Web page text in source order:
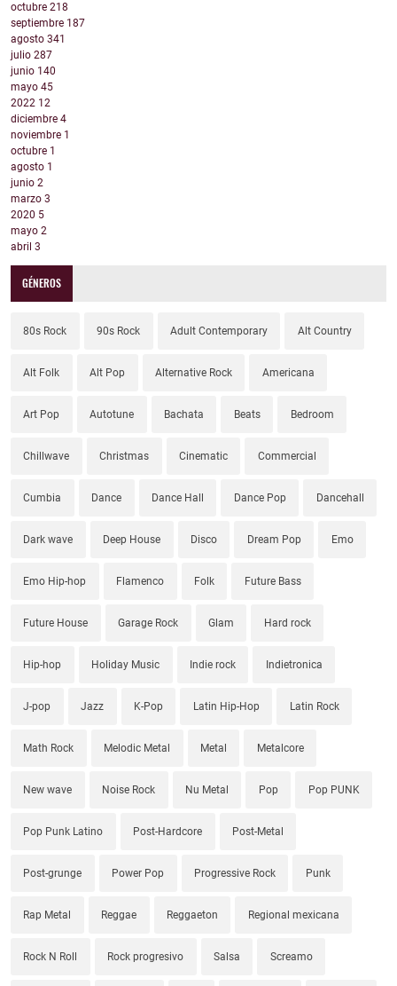
octubre 218
septiembre 187
agosto 341
julio 287
junio 140
mayo 45
2022 12
diciembre 4
noviembre 1
octubre 1
agosto 1
junio 2
marzo 3
2020 5
mayo 2
abril 3
GÉNEROS
80s Rock 90s Rock Adult Contemporary Alt Country
Alt Folk Alt Pop Alternative Rock Americana
Art Pop Autotune Bachata Beats Bedroom
Chillwave Christmas Cinematic Commercial
Cumbia Dance Dance Hall Dance Pop Dancehall
Dark wave Deep House Disco Dream Pop Emo
Emo Hip-hop Flamenco Folk Future Bass
Future House Garage Rock Glam Hard rock
Hip-hop Holiday Music Indie rock Indietronica
J-pop Jazz K-Pop Latin Hip-Hop Latin Rock
Math Rock Melodic Metal Metal Metalcore
New wave Noise Rock Nu Metal Pop Pop PUNK
Pop Punk Latino Post-Hardcore Post-Metal
Post-grunge Power Pop Progressive Rock Punk
Rap Metal Reggae Reggaeton Regional mexicana
Rock N Roll Rock progresivo Salsa Screamo